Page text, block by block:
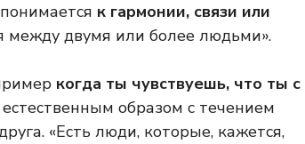
к гармонии, связи или
между двумя или более людьми».
когда ты чувствуешь, что ты с
образом с течением
«Есть люди, которые, кажется,